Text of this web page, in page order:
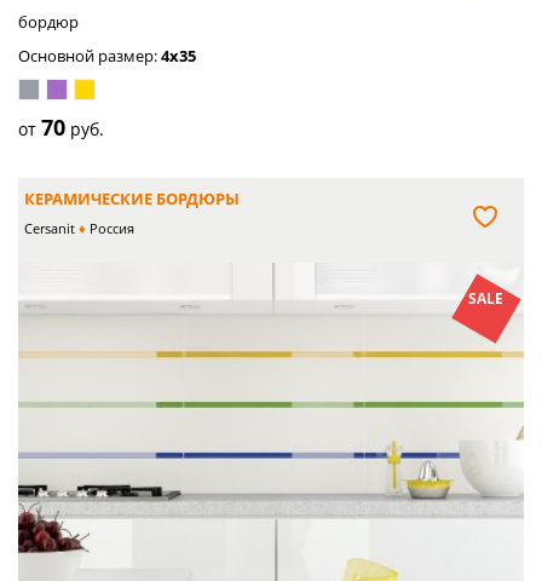
бордюр
Основной размер:4x35
серыйсиреневый
золото
от 70 руб.
КЕРАМИЧЕСКИЕ БОРДЮРЫ
Cersanit Россия
SALE